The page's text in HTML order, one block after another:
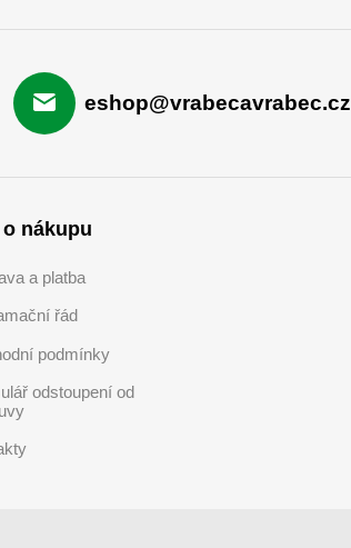
eshop@vrabecavrabec.cz
o nákupu
a platba
řád
podmínky
odstoupení od